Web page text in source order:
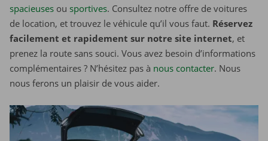
spacieuses ou sportives. Consultez notre offre de voitures
de location, et trouvez le véhicule qu’il vous faut. Réservez
facilement et rapidement sur notre site internet, et
prenez la route sans souci. Vous avez besoin d’informations
complémentaires ? N’hésitez pas à nous contacter. Nous
nous ferons un plaisir de vous aider.